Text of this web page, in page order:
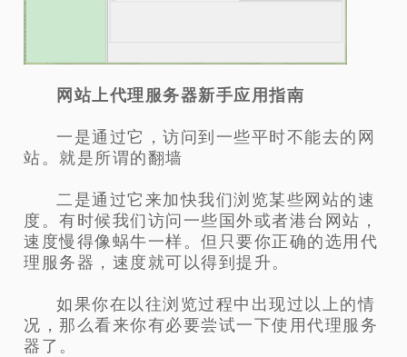
网站上代理服务器新手应用指南
一是通过它，访问到一些平时不能去的网
站。就是所谓的翻墙
二是通过它来加快我们浏览某些网站的速
度。有时候我们访问一些国外或者港台网站，
速度慢得像蜗牛一样。但只要你正确的选用代
理服务器，速度就可以得到提升。
如果你在以往浏览过程中出现过以上的情
况，那么看来你有必要尝试一下使用代理服务
器了。